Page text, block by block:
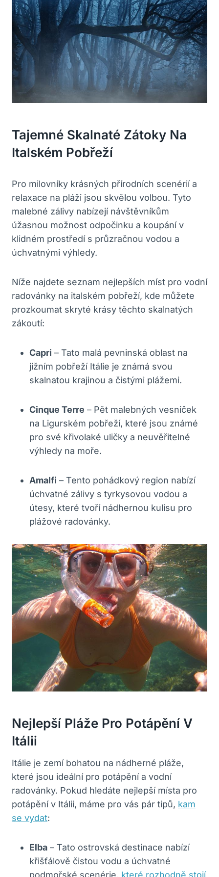
Tajemné Skalnaté Zátoky Na
Italském Pobřeží
Pro milovníky krásných přírodních scenérií a
relaxace na pláži jsou skvělou volbou. Tyto
malebné zálivy nabízejí návštěvníkům
úžasnou možnost odpočinku a koupání v
klidném prostředí s průzračnou vodou a
úchvatnými výhledy.
Níže najdete seznam nejlepších míst pro vodní
radovánky na italském pobřeží, kde můžete
prozkoumat skryté krásy těchto skalnatých
zákoutí:
Capri – Tato malá pevninská oblast na
jižním pobřeží Itálie je známá svou
skalnatou krajinou a čistými plážemi.
Cinque Terre – Pět malebných vesniček
na Ligurském pobřeží, které jsou známé
pro své křivolaké uličky a neuvěřitelné
výhledy na moře.
Amalfi – Tento pohádkový region nabízí
úchvatné zálivy s tyrkysovou vodou a
útesy, které tvoří nádhernou kulisu pro
plážové radovánky.
Nejlepší Pláže Pro Potápění V
Itálii
Itálie je zemí bohatou na nádherné pláže,
které jsou ideální pro potápění a vodní
radovánky. Pokud hledáte nejlepší místa pro
potápění v Itálii, máme pro vás pár tipů, kam
se vydat:
Elba – Tato ostrovská destinace nabízí
křišťálově čistou vodu a úchvatné
podmořské scenérie, které rozhodně stojí